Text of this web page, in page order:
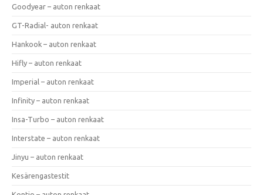
Goodyear – auton renkaat
GT-Radial- auton renkaat
Hankook – auton renkaat
Hifly – auton renkaat
Imperial – auton renkaat
Infinity – auton renkaat
Insa-Turbo – auton renkaat
Interstate – auton renkaat
Jinyu – auton renkaat
Kesärengastestit